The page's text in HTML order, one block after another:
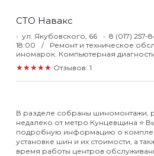
СТО Навакс
ул. Якубовского, 66 8 (017) 257-
18:00
Ремонт и техническое
иномарок. Компьютерная
★★★★★ Отзывов: 1
В разделе собраны шиномонтажи,
недалеко от метро Кунцевщина ⭐️
подробную информацию о
установке шин и их стоимости, а
время работы центров